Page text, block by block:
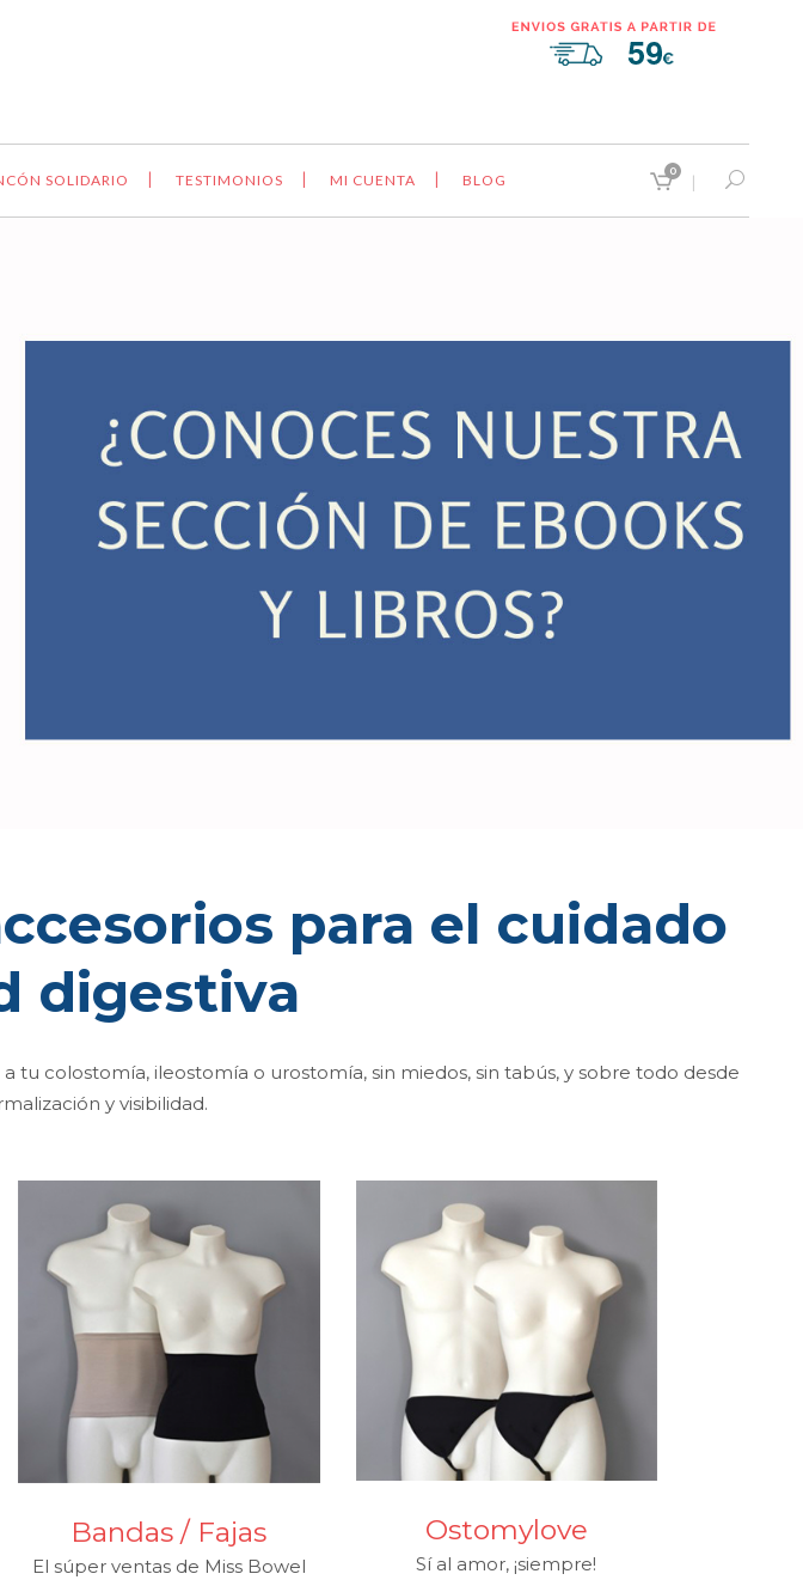
SOLIDARIO TESTIMONIOS MI CUENTA BLOG
0
para el cuidado
digestiva
colostomía, ileostomía o urostomía, sin miedos, sin tabús, y sobre todo desde
y visibilidad.
Bandas / Fajas
El súper ventas de Miss Bowel
Ostomylove
Sí al amor, ¡siempre!